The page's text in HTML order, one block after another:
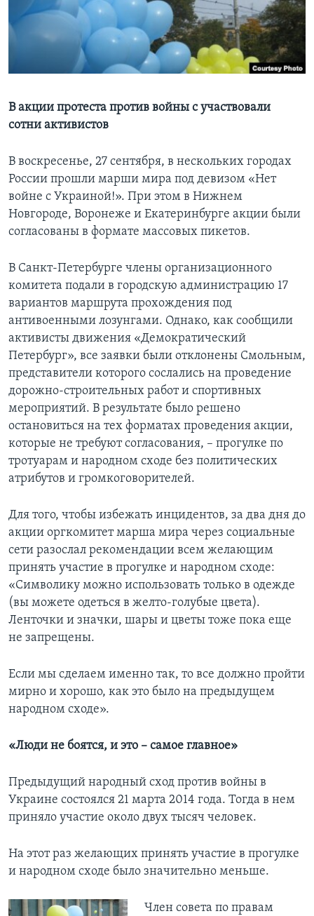
Learning English
СОЦИАЛЬНЫЕ СЕТИ
Языки
В акции протеста против войны с участвовали
сотни активистов
В воскресенье, 27 сентября, в нескольких городах
России прошли марши мира под девизом «Нет
войне с Украиной!». При этом в Нижнем
Новгороде, Воронеже и Екатеринбурге акции были
согласованы в формате массовых пикетов.
В Санкт-Петербурге члены организационного
комитета подали в городскую администрацию 17
вариантов маршрута прохождения под
антивоенными лозунгами. Однако, как сообщили
активисты движения «Демократический
Петербург», все заявки были отклонены Смольным,
представители которого сослались на проведение
дорожно-строительных работ и спортивных
мероприятий. В результате было решено
остановиться на тех форматах проведения акции,
которые не требуют согласования, – прогулке по
тротуарам и народном сходе без политических
атрибутов и громкоговорителей.
Для того, чтобы избежать инцидентов, за два дня до
акции оргкомитет марша мира через социальные
сети разослал рекомендации всем желающим
принять участие в прогулке и народном сходе:
«Символику можно использовать только в одежде
(вы можете одеться в желто-голубые цвета).
Ленточки и значки, шары и цветы тоже пока еще
не запрещены.
Если мы сделаем именно так, то все должно пройти
мирно и хорошо, как это было на предыдущем
народном сходе».
«Люди не боятся, и это – самое главное»
Предыдущий народный сход против войны в
Украине состоялся 21 марта 2014 года. Тогда в нем
приняло участие около двух тысяч человек.
На этот раз желающих принять участие в прогулке
и народном сходе было значительно меньше.
Член совета по правам